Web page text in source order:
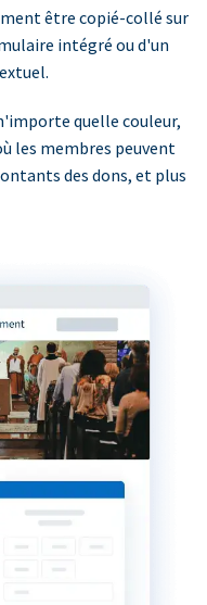
être copié-collé sur
intégré ou d'un
quelle couleur,
les membres peuvent
des dons, et plus